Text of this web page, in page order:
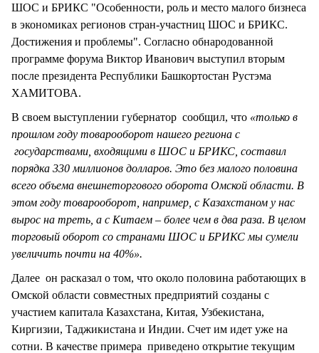
ШОС и БРИКС "Особенности, роль и место малого бизнеса
в экономиках регионов стран-участниц ШОС и БРИКС.
Достижения и проблемы". Согласно обнародованной
программе форума Виктор Иванович выступил вторым
после президента Республики Башкортостан Рустэма
ХАМИТОВА.
В своем выступлении губернатор сообщил, что «только в
прошлом году товарооборот нашего региона с
государствами, входящими в ШОС и БРИКС, составил
порядка 330 миллионов долларов. Это без малого половина
всего объема внешнеторгового оборота Омской области. В
этом году товарооборот, например, с Казахстаном у нас
вырос на треть, а с Китаем – более чем в два раза. В целом
торговый оборот со странами ШОС и БРИКС мы сумели
увеличить почти на 40%».
Далее он расказал о том, что около половина работающих в
Омской области совместных предприятий созданы с
участием капитала Казахстана, Китая, Узбекистана,
Киргизии, Таджикистана и Индии. Счет им идет уже на
сотни. В качестве примера приведено открытие текущим